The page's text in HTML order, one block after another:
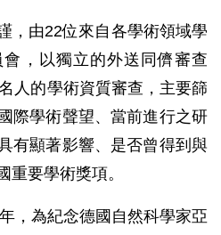
，由22位來自各學術領域學
，以獨立的外送同儕審查
人的學術資質審查，主要篩
際學術聲望、當前進行之研
有顯著影響、是否曾得到與
重要學術獎項。
，為紀念德國自然科學家亞